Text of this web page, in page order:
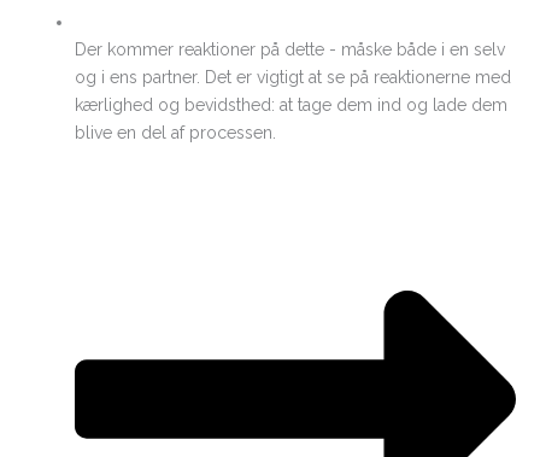
Der kommer reaktioner på dette - måske både i en selv
og i ens partner. Det er vigtigt at se på reaktionerne med
kærlighed og bevidsthed: at tage dem ind og lade dem
blive en del af processen.